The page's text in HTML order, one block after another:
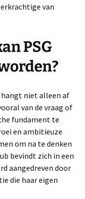
van
PSG
hangt niet alleen af
van de vraag of
fundament te
en ambitieuze
om na te denken
bevindt zich in een
aangedreven door
die haar eigen